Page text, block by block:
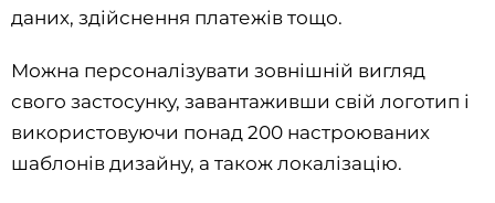
даних, здійснення платежів тощо.
Можна персоналізувати зовнішній вигляд
свого застосунку, завантаживши свій логотип і
використовуючи понад 200 настроюваних
шаблонів дизайну, а також локалізацію.